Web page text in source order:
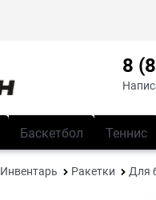
8
Баскетбол Теннис
Инвентарь Ракетки Для